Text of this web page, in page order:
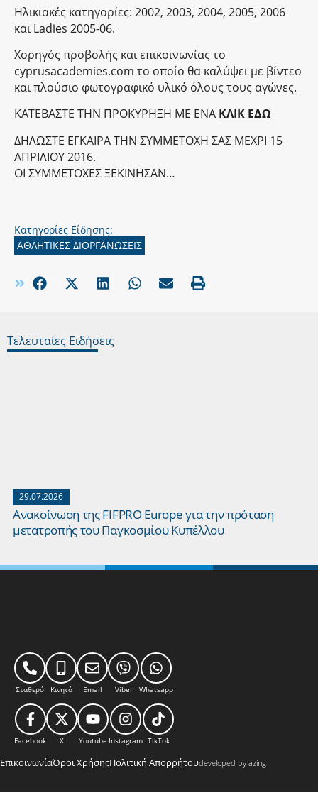
Ηλικιακές κατηγορίες: 2002, 2003, 2004, 2005, 2006
και Ladies 2005-06.
Χορηγός προβολής και επικοινωνίας το
cyprusacademies.com το οποίο θα καλύψει με βίντεο
και πλούσιο φωτογραφικό υλικό όλους τους αγώνες.
ΚΑΤΕΒΑΣΤΕ ΤΗΝ ΠΡΟΚΥΡΗΞΗ ΜΕ ΕΝΑ ΚΛΙΚ ΕΔΩ
ΔΗΛΩΣΤΕ ΕΓΚΑΙΡΑ ΤΗΝ ΣΥΜΜΕΤΟΧΗ ΣΑΣ ΜΕΧΡΙ 15
ΑΠΡΙΛΙΟΥ 2016.
ΟΙ ΣΥΜΜΕΤΟΧΕΣ ΞΕΚΙΝΗΣΑΝ…
Κατηγορίες Είδησης:
ΑΘΛΗΤΙΚΕΣ ΔΙΟΡΓΑΝΩΣΕΙΣ
Τελευταίες Ειδήσεις
29.07.2026
Ανακοίνωση της FIFPRO Europe για την πρόταση
μετατροπής του Παγκοσμίου Κυπέλλου
Σταθερό Κινητό Email Viber Whatsapp
Facebook X Youtube Instagram TikTok
ΕπικοινωνίαΌροι ΧρήσηςΠολιτική Απορρήτουdeveloped by azing